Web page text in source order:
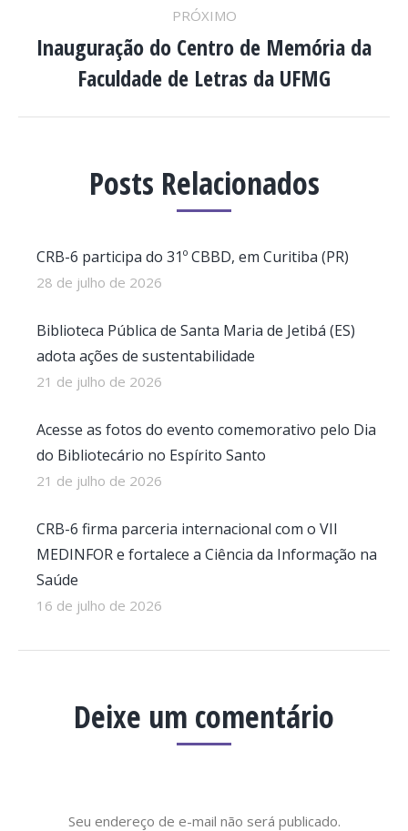
PRÓXIMO
Próximo
post:
Inauguração do Centro de Memória da
Faculdade de Letras da UFMG
Posts Relacionados
CRB-6 participa do 31º CBBD, em Curitiba (PR)
28 de julho de 2026
Biblioteca Pública de Santa Maria de Jetibá (ES)
adota ações de sustentabilidade
21 de julho de 2026
Acesse as fotos do evento comemorativo pelo Dia
do Bibliotecário no Espírito Santo
21 de julho de 2026
CRB-6 firma parceria internacional com o VII
MEDINFOR e fortalece a Ciência da Informação na
Saúde
16 de julho de 2026
Deixe um comentário
Seu endereço de e-mail não será publicado.